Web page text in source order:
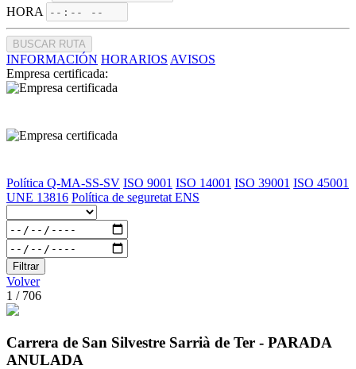
HORA
BUSCAR RUTA
INFORMACIÓN HORARIOS AVISOS
Empresa certificada:
Política Q-MA-SS-SV ISO 9001 ISO 14001 ISO 39001 ISO 45001
UNE 13816 Política de seguretat ENS
Filtrar
Volver
1 / 706
Carrera de San Silvestre Sarrià de Ter - PARADA
ANULADA